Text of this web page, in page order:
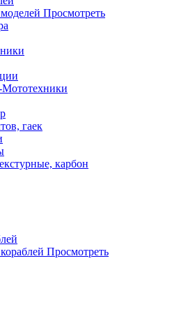
Просмотреть
гаек
карбон
Просмотреть